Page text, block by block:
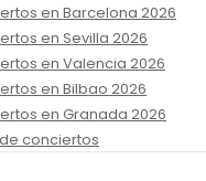
en Barcelona 2026
en Sevilla 2026
en Valencia 2026
en Bilbao 2026
en Granada 2026
conciertos